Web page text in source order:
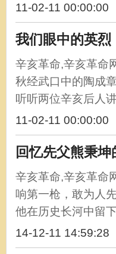
11-02-11 00:00:00
我们眼中的英
辛亥革命,辛亥革命
秋经武口中的陶成
听听两位辛亥后人
11-02-11 00:00:00
回忆先父熊秉
辛亥革命,辛亥革命
响第一枪，敢为人
他在历史长河中留
14-12-11 14:59:28